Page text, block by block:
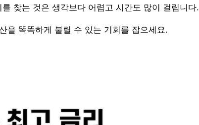
찾는 것은 생각보다 어렵고 시간도 많이 걸립니다.
을 똑똑하게 불릴 수 있는 기회를 잡으세요.